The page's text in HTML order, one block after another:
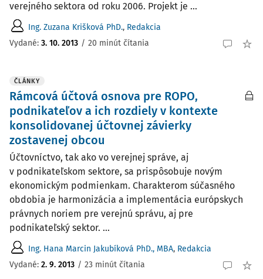
verejného sektora od roku 2006. Projekt je ...
Ing. Zuzana Krišková PhD., Redakcia
Vydané: 3. 10. 2013 / 20 minút čítania
ČLÁNKY
Rámcová účtová osnova pre ROPO,
podnikateľov a ich rozdiely v kontexte
konsolidovanej účtovnej závierky
zostavenej obcou
Účtovníctvo, tak ako vo verejnej správe, aj
v podnikateľskom sektore, sa prispôsobuje novým
ekonomickým podmienkam. Charakterom súčasného
obdobia je harmonizácia a implementácia európskych
právnych noriem pre verejnú správu, aj pre
podnikateľský sektor. ...
Ing. Hana Marcin Jakubíková PhD., MBA, Redakcia
Vydané: 2. 9. 2013 / 23 minút čítania